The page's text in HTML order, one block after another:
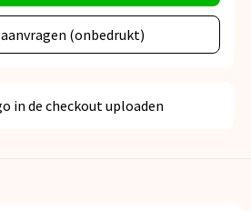
(onbedrukt)
in de checkout uploaden